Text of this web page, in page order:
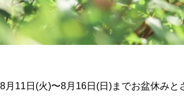
8月11日(火)〜8月16日(日)までお盆休みと